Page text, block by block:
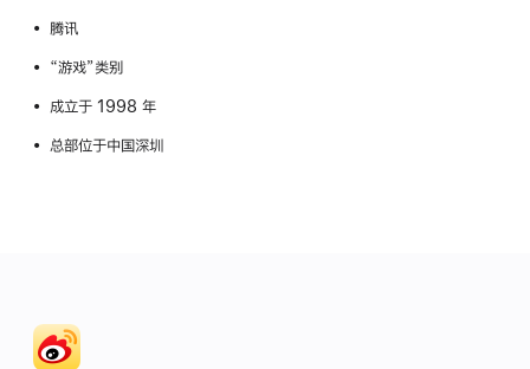
腾讯
“游戏”类别
成立于 1998 年
总部位于中国深圳